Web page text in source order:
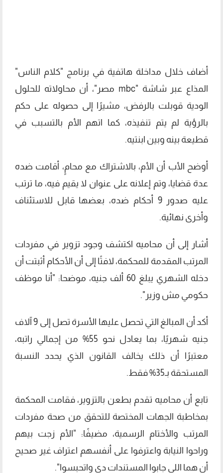
أضاف خلال مداخلة هاتفية في برنامج "كلام الناس"
المذاع عبر شاشة "mbc مصر"، أن محاولاته للحلول
الودية قوبلت بالرفض، مشيرًا إلى حصوله على حكم
بالرؤية لم يتم تنفيذه، كما اتهم الأم بالتسبب في
قطيعة بينه وبين ابنتيه.
أوضح الأب أن الأم، بالاشتراك مع محامٍ، أقامت ضده
عدة قضايا، وتم إعلانه على عنوان لا يقيم فيه، ما ترتب
عليه صدور 9 أحكام ضده، بعضها قابل للاستئناف
وأخرى نهائية.
أشار إلى أن محاميه اكتشف وجود تزوير في مفردات
المرتب المقدمة للمحكمة، لافتًا إلى أن الأحكام أثبتت أن
دخله الشهري يبلغ 60 ألف جنيه، موضحا: "أنا موظف
حكومي مش وزير".
أكد أن المبالغ التي تحصل عليها الأسرة تصل إلى 9 آلاف
جنيه شهريًا، بما يعادل نحو 55% من إجمالي راتبه،
معتبرًا أن ذلك يخالف القانون الذي يحدد النسبة
المستحقة بـ35% فقط.
تابع أن محاميه تقدم بطعن بالتزوير، فقامت المحكمة
بمخاطبة الجهات المختصة للتحقق من صحة مفردات
المرتب والأختام الرسمية، مضيفًا: "الأم زجت بيهم
وراحوا النيابة واعترفوا على أنفسهم اعتراف غير صحيح
أن هما اللي جابوا المستندات دي واتحبسوا".